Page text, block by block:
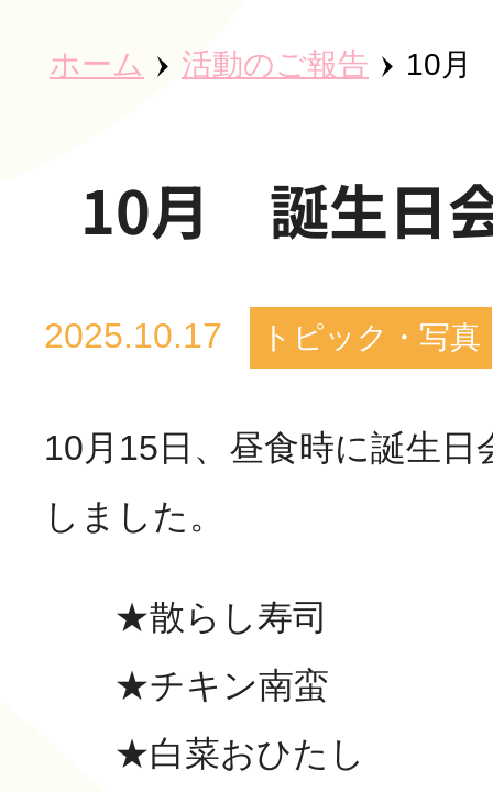
ホーム 活動のご報告 10月
10月 誕生日
2025.10.17 トピック・写真
10月15日、昼食時に誕生
しました。
★散らし寿司
★チキン南蛮
★白菜おひたし
秀英会につ
魅力・取り
事業所紹介
はなぶさ消化器・内視鏡
介護老人保健施設 長寿の
短期入所療養介護ショー
活動のご報
最新情報
トピック・写真活動のご